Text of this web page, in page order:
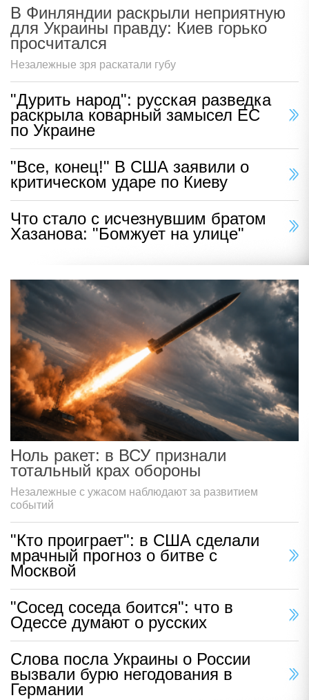
В Финляндии раскрыли неприятную
для Украины правду: Киев горько
просчитался
Незалежные зря раскатали губу
"Дурить народ": русская разведка
раскрыла коварный замысел ЕС
по Украине
"Все, конец!" В США заявили о
критическом ударе по Киеву
Что стало с исчезнувшим братом
Хазанова: "Бомжует на улице"
Ноль ракет: в ВСУ признали
тотальный крах обороны
Незалежные с ужасом наблюдают за развитием
событий
"Кто проиграет": в США сделали
мрачный прогноз о битве с
Москвой
"Сосед соседа боится": что в
Одессе думают о русских
Слова посла Украины о России
вызвали бурю негодования в
Германии